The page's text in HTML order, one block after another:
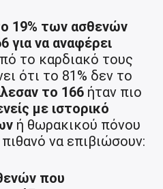
19% των ασθενών
για να αναφέρει
το καρδιακό τους
ότι το 81% δεν το
το 166 ήταν πιο
με ιστορικό
ή θωρακικού πόνου
να επιβιώσουν:
που